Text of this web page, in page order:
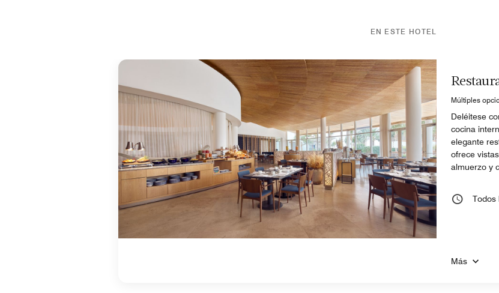
EN ESTE HOTEL
Múltiples
Deléitese
cocina
elegante
ofrece
almuerzo y
Todos
Más